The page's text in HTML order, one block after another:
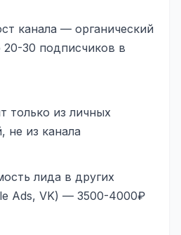
канала — органический
20-30 подписчиков в
только из личных
не из канала
лида в других
Ads, VK) — 3500-4000₽